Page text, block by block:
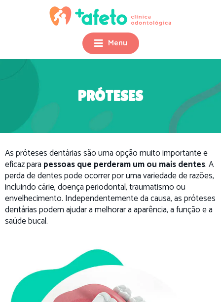
Menu
PRÓTESES
As próteses dentárias são uma opção muito importante e
eficaz para pessoas que perderam um ou mais dentes. A
perda de dentes pode ocorrer por uma variedade de razões,
incluindo cárie, doença periodontal, traumatismo ou
envelhecimento. Independentemente da causa, as próteses
dentárias podem ajudar a melhorar a aparência, a função e a
saúde bucal.